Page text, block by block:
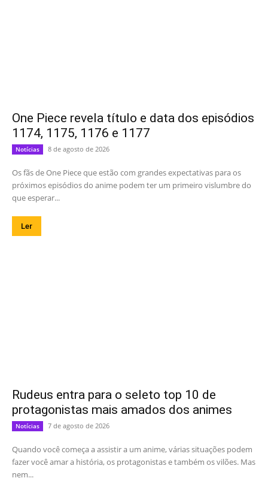
One Piece revela título e data dos episódios
1174, 1175, 1176 e 1177
Notícias 8 de agosto de 2026
Os fãs de One Piece que estão com grandes expectativas para os
próximos episódios do anime podem ter um primeiro vislumbre do
que esperar...
Ler
Rudeus entra para o seleto top 10 de
protagonistas mais amados dos animes
Notícias 7 de agosto de 2026
Quando você começa a assistir a um anime, várias situações podem
fazer você amar a história, os protagonistas e também os vilões. Mas
nem...